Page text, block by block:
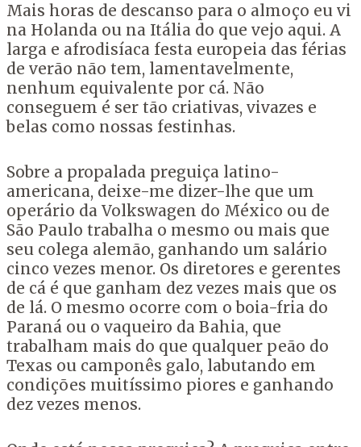
Mais horas de descanso para o almoço eu vi
na Holanda ou na Itália do que vejo aqui. A
larga e afrodisíaca festa europeia das férias
de verão não tem, lamentavelmente,
nenhum equivalente por cá. Não
conseguem é ser tão criativas, vivazes e
belas como nossas festinhas.
Sobre a propalada preguiça latino-
americana, deixe-me dizer-lhe que um
operário da Volkswagen do México ou de
São Paulo trabalha o mesmo ou mais que
seu colega alemão, ganhando um salário
cinco vezes menor. Os diretores e gerentes
de cá é que ganham dez vezes mais que os
de lá. O mesmo ocorre com o boia-fria do
Paraná ou o vaqueiro da Bahia, que
trabalham mais do que qualquer peão do
Texas ou camponês galo, labutando em
condições muitíssimo piores e ganhando
dez vezes menos.